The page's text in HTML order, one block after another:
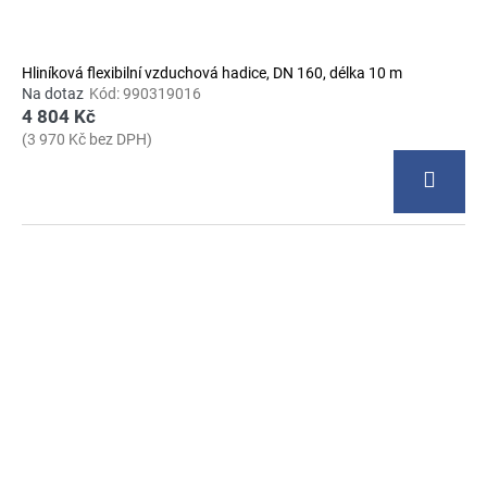
Hliníková flexibilní vzduchová hadice, DN 160, délka 10 m
Na dotaz Kód:990319016
4 804 Kč
(3 970 Kč bez DPH)